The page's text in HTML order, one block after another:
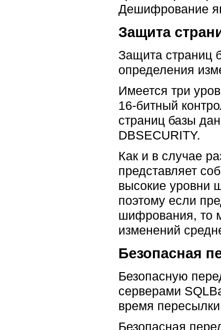
Дешифрование
Защита
Защита страниц
определения
Имеется три
16-битный
страниц базы
DBSECURITY.
Как и в случае
представляет
высокие уровни
поэтому если
шифрования, то
изменений
Безопасная
Безопасную
серверами
время
Безопасная